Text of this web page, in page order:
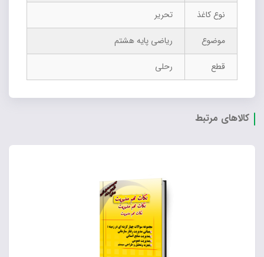
نوع کاغذ
تحریر
موضوع
ریاضی پایه هشتم
قطع
رحلی
کالاهای مرتبط